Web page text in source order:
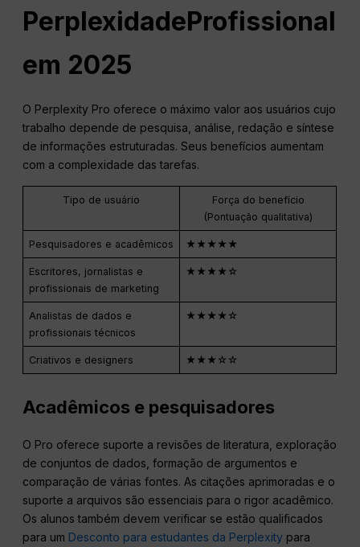
PerplexidadeProfissional
em 2025
O Perplexity Pro oferece o máximo valor aos usuários cujo
trabalho depende de pesquisa, análise, redação e síntese
de informações estruturadas. Seus benefícios aumentam
com a complexidade das tarefas.
Tipo de usuário
Força do benefício
(Pontuação qualitativa)
Pesquisadores e acadêmicos ★★★★★
Escritores, jornalistas e
profissionais de marketing
★★★★☆
Analistas de dados e
profissionais técnicos
★★★★☆
Criativos e designers ★★★☆☆
Acadêmicos e pesquisadores
O Pro oferece suporte a revisões de literatura, exploração
de conjuntos de dados, formação de argumentos e
comparação de várias fontes. As citações aprimoradas e o
suporte a arquivos são essenciais para o rigor acadêmico.
Os alunos também devem verificar se estão qualificados
para um Desconto para estudantes da Perplexity para